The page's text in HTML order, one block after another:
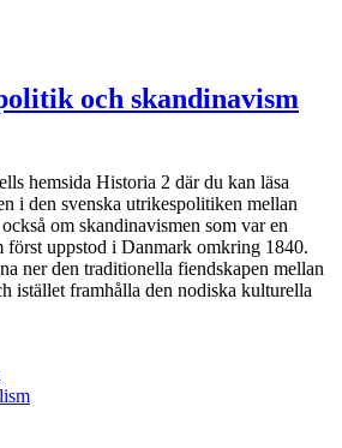
och skandinavism
hemsida Historia 2 där du kan läsa
i den svenska utrikespolitiken mellan
om skandinavismen som var en
först uppstod i Danmark omkring 1840.
ner den traditionella fiendskapen mellan
istället framhålla den nodiska kulturella